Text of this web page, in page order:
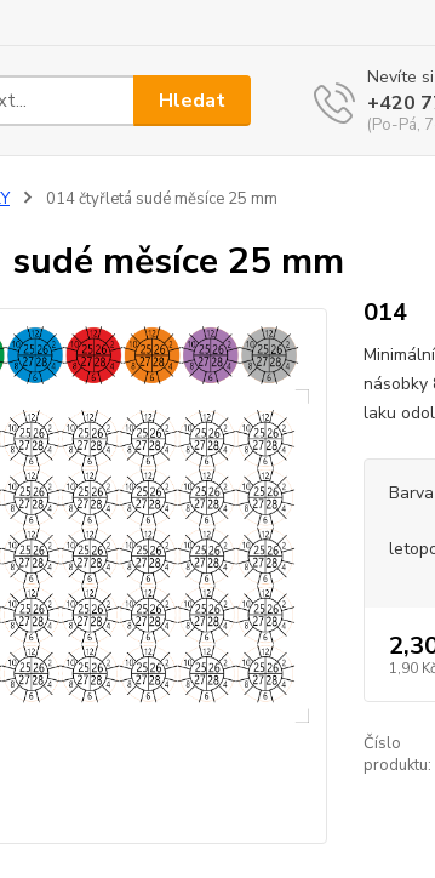
Hledat
Nevíte
+420
(Po-Pá,
014 čtyřletá sudé měsíce 25 mm
měsíce 25 mm
014
násobky
laku
Barva
1,90 Kč
Číslo
produktu: